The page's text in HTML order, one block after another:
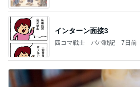
インターン面接3
四コマ戦士 パパ戦記 7日前